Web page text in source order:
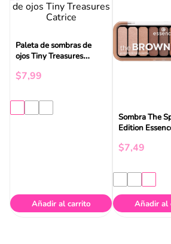
Paleta de sombras de
Catrice
$7,99
Añadir al carrito
Sombra The
Edition
$7,49
Añadir al